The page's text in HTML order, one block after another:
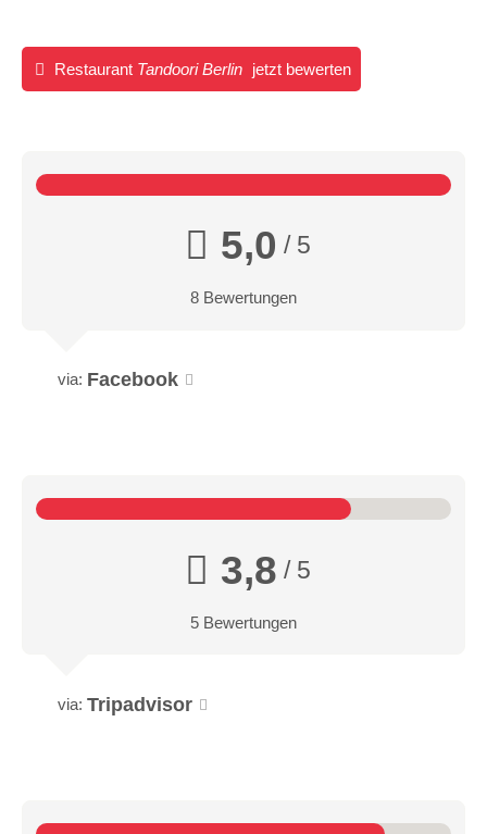
Restaurant Tandoori Berlin jetzt bewerten
5,0 / 5
8 Bewertungen
via: Facebook
3,8 / 5
5 Bewertungen
via: Tripadvisor